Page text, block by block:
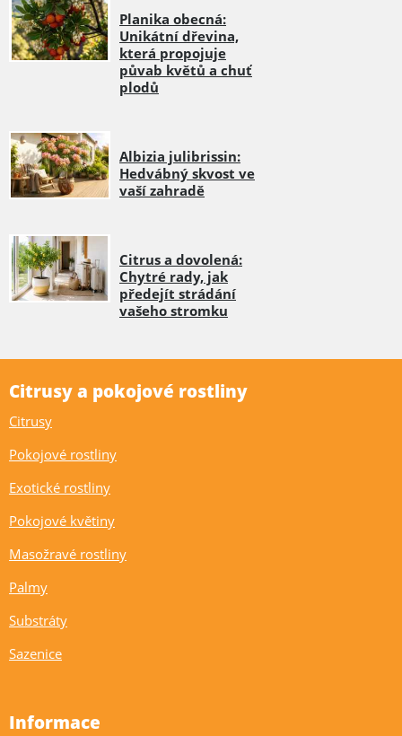
Planika obecná:
Unikátní dřevina,
která propojuje
půvab květů a chuť
plodů
Albizia julibrissin:
Hedvábný skvost ve
vaší zahradě
Citrus a dovolená:
Chytré rady, jak
předejít strádání
vašeho stromku
Citrusy a pokojové rostliny
Citrusy
Pokojové rostliny
Exotické rostliny
Pokojové květiny
Masožravé rostliny
Palmy
Substráty
Sazenice
Informace